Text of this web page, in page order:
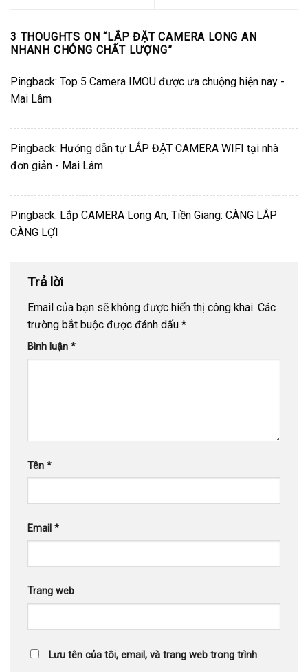
3 THOUGHTS ON “LẮP ĐẶT CAMERA LONG AN
NHANH CHÓNG CHẤT LƯỢNG”
Pingback: Top 5 Camera IMOU được ưa chuộng hiện nay -
Mai Lâm
Pingback: Hướng dẫn tự LẮP ĐẶT CAMERA WIFI tại nhà
đơn giản - Mai Lâm
Pingback: Lắp CAMERA Long An, Tiền Giang: CÀNG LẮP
CÀNG LỢI
Trả lời
Email của bạn sẽ không được hiển thị công khai. Các
trường bắt buộc được đánh dấu *
Bình luận *
Tên *
Email *
Trang web
Lưu tên của tôi, email, và trang web trong trình